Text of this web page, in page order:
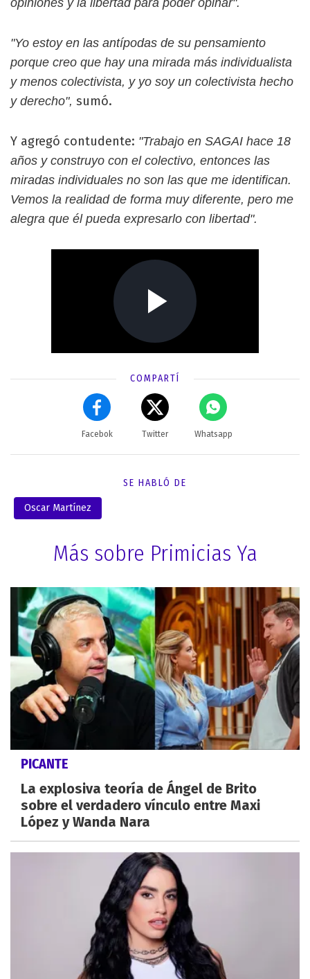
"Yo estoy en las antípodas de su pensamiento
porque creo que hay una mirada más individualista
y menos colectivista, y yo soy un colectivista hecho
y derecho", sumó.
Y agregó contudente: "Trabajo en SAGAI hace 18
años y construyo con el colectivo, entonces las
miradas individuales no son las que me identifican.
Vemos la realidad de forma muy diferente, pero me
alegra que él pueda expresarlo con libertad".
COMPARTÍ
Facebok Twitter Whatsapp
SE HABLÓ DE
Oscar Martínez
Más sobre Primicias Ya
PICANTE
La explosiva teoría de Ángel de Brito
sobre el verdadero vínculo entre Maxi
López y Wanda Nara